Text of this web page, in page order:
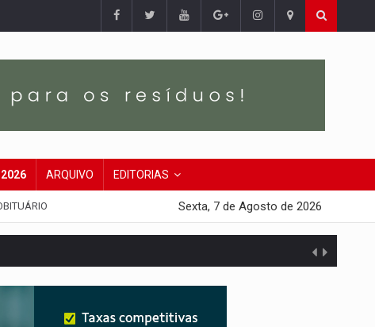
2026 ARQUIVO EDITORIAS
Sexta, 7 de Agosto de 2026